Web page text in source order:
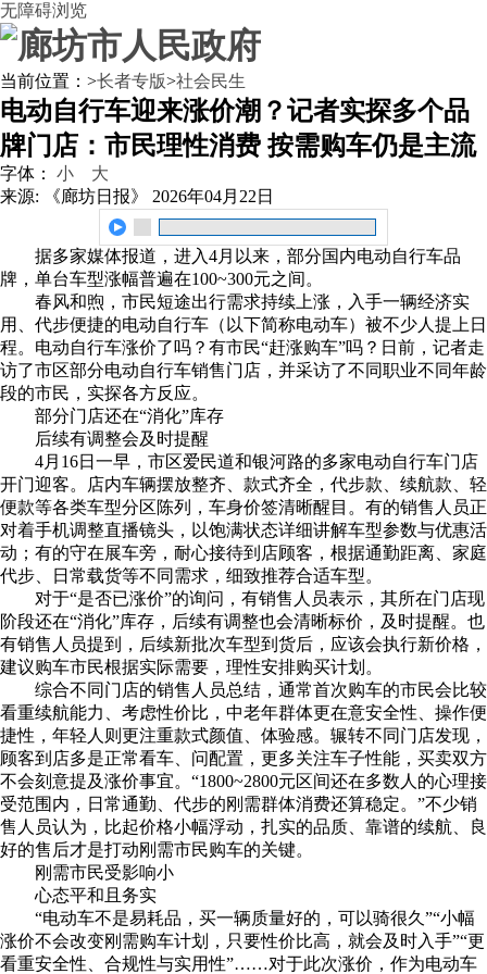
无障碍浏览
当前位置： >长者专版>社会民生
电动自行车迎来涨价潮？记者实探多个品
牌门店：市民理性消费 按需购车仍是主流
字体： 小
大
来源: 《廊坊日报》
2026年04月22日
据多家媒体报道，进入4月以来，部分国内电动自行车品
牌，单台车型涨幅普遍在100~300元之间。
春风和煦，市民短途出行需求持续上涨，入手一辆经济实
用、代步便捷的电动自行车（以下简称电动车）被不少人提上日
程。电动自行车涨价了吗？有市民“赶涨购车”吗？日前，记者走
访了市区部分电动自行车销售门店，并采访了不同职业不同年龄
段的市民，实探各方反应。
部分门店还在“消化”库存
后续有调整会及时提醒
4月16日一早，市区爱民道和银河路的多家电动自行车门店
开门迎客。店内车辆摆放整齐、款式齐全，代步款、续航款、轻
便款等各类车型分区陈列，车身价签清晰醒目。有的销售人员正
对着手机调整直播镜头，以饱满状态详细讲解车型参数与优惠活
动；有的守在展车旁，耐心接待到店顾客，根据通勤距离、家庭
代步、日常载货等不同需求，细致推荐合适车型。
对于“是否已涨价”的询问，有销售人员表示，其所在门店现
阶段还在“消化”库存，后续有调整也会清晰标价，及时提醒。也
有销售人员提到，后续新批次车型到货后，应该会执行新价格，
建议购车市民根据实际需要，理性安排购买计划。
综合不同门店的销售人员总结，通常首次购车的市民会比较
看重续航能力、考虑性价比，中老年群体更在意安全性、操作便
捷性，年轻人则更注重款式颜值、体验感。辗转不同门店发现，
顾客到店多是正常看车、问配置，更多关注车子性能，买卖双方
不会刻意提及涨价事宜。“1800~2800元区间还在多数人的心理接
受范围内，日常通勤、代步的刚需群体消费还算稳定。”不少销
售人员认为，比起价格小幅浮动，扎实的品质、靠谱的续航、良
好的售后才是打动刚需市民购车的关键。
刚需市民受影响小
心态平和且务实
“电动车不是易耗品，买一辆质量好的，可以骑很久”“小幅
涨价不会改变刚需购车计划，只要性价比高，就会及时入手”“更
看重安全性、合规性与实用性”……对于此次涨价，作为电动车